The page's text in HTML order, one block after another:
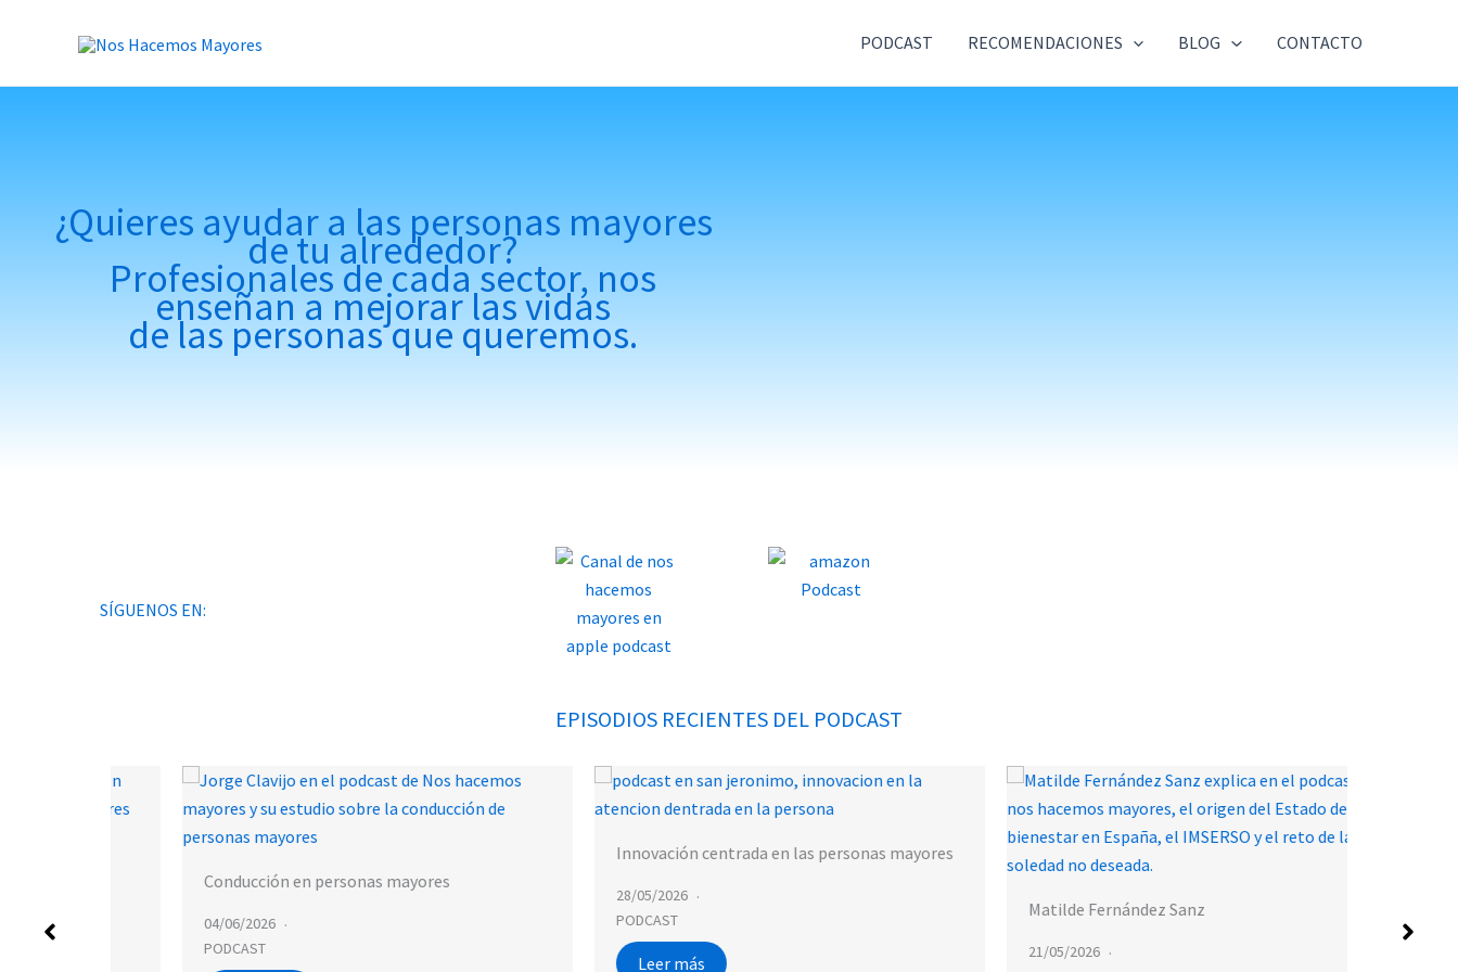
PODCAST RECOMENDACIONES BLOG CONTACTO
¿Quieres ayudar a las personas mayores
de tu alrededor?
Profesionales de cada sector, nos
enseñan a mejorar las vidas
de las personas que queremos.
SÍGUENOS EN:
EPISODIOS RECIENTES DEL PODCAST
Conducción en personas mayores
04/06/2026
PODCAST
Innovación centrada en las personas mayores
28/05/2026
PODCAST
Leer más
Matilde Fernández Sanz
21/05/2026
07/05/